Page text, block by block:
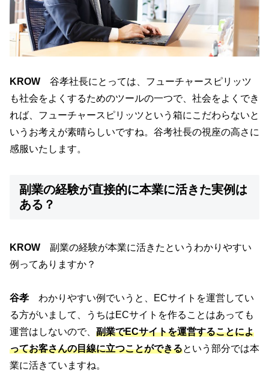
KROW 谷孝社長にとっては、フューチャースピリッツ
も社会をよくするためのツールの一つで、社会をよくでき
れば、フューチャースピリッツという箱にこだわらないと
いうお考えが素晴らしいですね。谷考社長の視座の高さに
感服いたします。
副業の経験が直接的に本業に活きた実例は
ある？
KROW 副業の経験が本業に活きたというわかりやすい
例ってありますか？
谷孝 わかりやすい例でいうと、ECサイトを運営してい
る方がいまして、うちはECサイトを作ることはあっても
運営はしないので、 副業でECサイトを運営することによ
ってお客さんの目線に立つことができるという部分では本
業に活きていますね。